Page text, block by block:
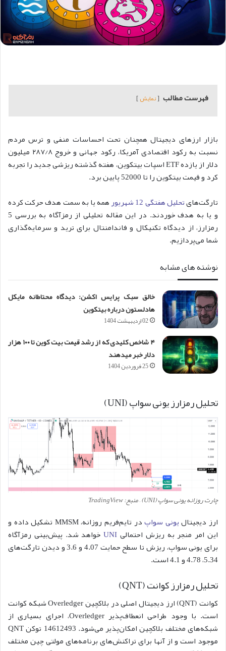
فهرست مطالب نمایش
بازار ارزهای دیجیتال همچنان تحت احساسات منفی و ترس مردم
نسبت به رکود اقتصادی آمریکا، رکود جهانی و خروج ۲۸۷/۸ میلیون
دلار از یازده ETF اسپات بیتکوین، هفته گذشته ریزشی جدید را تجربه
کرد و قیمت بیتکوین را تا 52000 پایین برد.
تارگت‌هایتحلیل هفتگی 12 شهریور
همه یا به سمت هدف حرکت کرده
و یا به هدف خوردند. در این مقاله تحلیلی از رمزآگاه به بررسی 5
رمزارز، از دیدگاه تکنیکال و فاندامنتال برای ترید و سرمایه‌گذاری
شما می‌پردازیم.
نوشته های مشابه
خالق سبک پرایس اکشن: دیدگاه محتاطانه مایکل
هادلستون درباره بیتکوین
02 اردیبهشت 1404
۴ شاخص کلیدی که از رشد قیمت بیت کوین تا ۱۰۰ هزار
دلار خبر می‎دهند
25 فروردین 1404
تحلیل رمزارز یونی سواپ (UNI)
چارت روزانه یونی سواپ (UNI) – منبع: TradingView
ارز دیجیتالیونی سواپ
در تایم‌فریم روزانه، MMSM تشکیل داده و
این امر منجر به ریزش احتمالی UNI خواهد شد. پیش‌بینی رمزآگاه
برای یونی سواپ، ریزش تا سطح حمایت 4.07 و 3.6 و دیدن تارگت‌های
5.34، 4.78 و 4.1 است.
تحلیل رمزارز کوانت (QNT)
کوانت (QNT) ارز دیجیتال اصلی در بلاکچین Overledger شبکه کوانت
است. با وجود طراحی انعطاف‌پذیر Overledger، اجرای بسیاری از
شبکه‌های مختلف بلاکچین امکان‌پذیر می‌شود. 14612493 توکن QNT
موجود است و از آنها برای تراکنش‌های برنامه‌های مولتی چین مختلف